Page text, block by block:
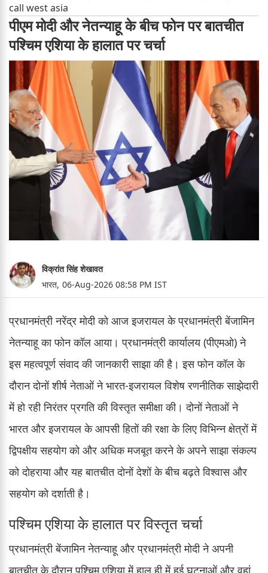
call west asia
पीएम मोदी और नेतन्याहू के बीच फोन पर बातचीत
पश्चिम एशिया के हालात पर चर्चा
विक्रांत सिंह शेखावत
भारत, 06-Aug-2026 08:58 PM IST
प्रधानमंत्री नरेंद्र मोदी को आज इजरायल के प्रधानमंत्री बेंजामिन
नेतन्याहू का फोन कॉल आया। प्रधानमंत्री कार्यालय (पीएमओ) ने
इस महत्वपूर्ण संवाद की जानकारी साझा की है। इस फोन कॉल के
दौरान दोनों शीर्ष नेताओं ने भारत-इजरायल विशेष रणनीतिक साझेदारी
में हो रही निरंतर प्रगति की विस्तृत समीक्षा की। दोनों नेताओं ने
भारत और इजरायल के आपसी हितों की रक्षा के लिए विभिन्न क्षेत्रों में
द्विपक्षीय सहयोग को और अधिक मजबूत करने के अपने साझा संकल्प
को दोहराया और यह बातचीत दोनों देशों के बीच बढ़ते विश्वास और
सहयोग को दर्शाती है।
पश्चिम एशिया के हालात पर विस्तृत चर्चा
प्रधानमंत्री बेंजामिन नेतन्याहू और प्रधानमंत्री मोदी ने अपनी
बातचीत के दौरान पश्चिम एशिया में हाल ही में हुई घटनाओं और वहां